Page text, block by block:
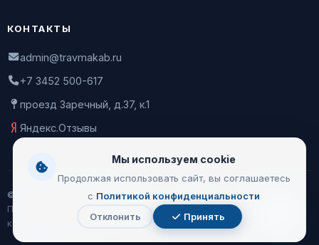
КОНТАКТЫ
admin@travmakab.ru
+7 3452 500-617
проезд Заречный, д.37, к.1
Яндекс.Отзывы
© 2026 Leontiev Clinic
Пользовательское соглашение
конфиденциальности
Мы используем cookie
Продолжая использовать сайт, вы соглашаетесь
с Политикой конфиденциальности
Отклонить Принять